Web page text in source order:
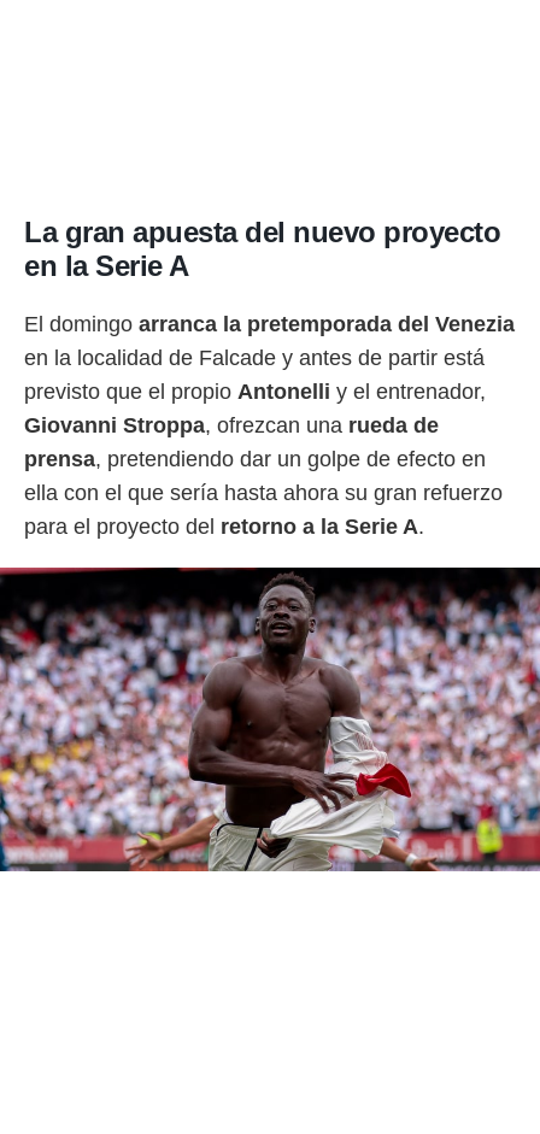
La gran apuesta del nuevo proyecto
en la Serie A
El domingo arranca la pretemporada del Venezia
en la localidad de Falcade y antes de partir está
previsto que el propio Antonelli y el entrenador,
Giovanni Stroppa, ofrezcan una rueda de
prensa, pretendiendo dar un golpe de efecto en
ella con el que sería hasta ahora su gran refuerzo
para el proyecto del retorno a la Serie A.